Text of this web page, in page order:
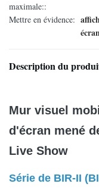
maximale::
Mettre en évidence:
Description du
Mur visuel
d'écran mené
Live Show
Série de BIR-II (